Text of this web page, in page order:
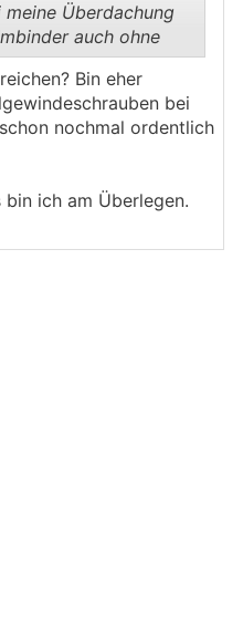
Überdachung
auch ohne
https://www.sihga.co
hab die IF308...
14/14 Stehern
von Glaserei inkl.
Bin eher
bei
nochmal ordentlich
ich am Überlegen.